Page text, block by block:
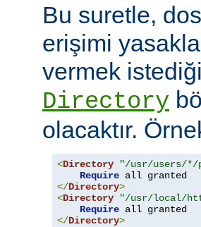
Bu suretle,
erişimi
vermek
Directory
olacaktır.
<Directory "/usr/users/*/
Require
</Directory>
<Directory "/usr/local/
Require
</Directory>